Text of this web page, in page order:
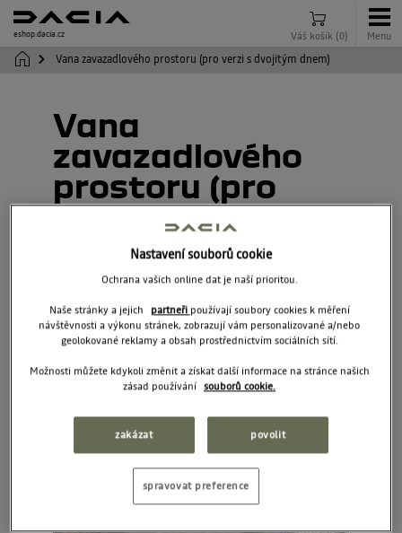
eshop.dacia.cz Váš košík (0) Menu
Vana zavazadlového prostoru (pro verzi s dvojitým dnem)
Vana
zavazadlového
prostoru (pro
verzi s dvojitým
dnem)
749L02011R
Nastavení souborů cookie
Ochrana vašich online dat je naší prioritou.
Naše stránky a jejich partneři používají soubory cookies k měření
návštěvnosti a výkonu stránek, zobrazují vám personalizované a/nebo
geolokované reklamy a obsah prostřednictvím sociálních sítí.
Možnosti můžete kdykoli změnit a získat další informace na stránce našich
zásad používání souborů cookie.
zakázat povolit
spravovat preference